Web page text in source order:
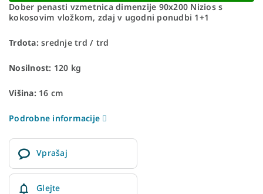
Dober penasti vzmetnica dimenzije 90x200 Nizios s
kokosovim vložkom, zdaj v ugodni ponudbi 1+1
Trdota:srednje trd / trd
Nosilnost: 120 kg
Višina:16 cm
Podrobne informacije
Vprašaj
Glejte